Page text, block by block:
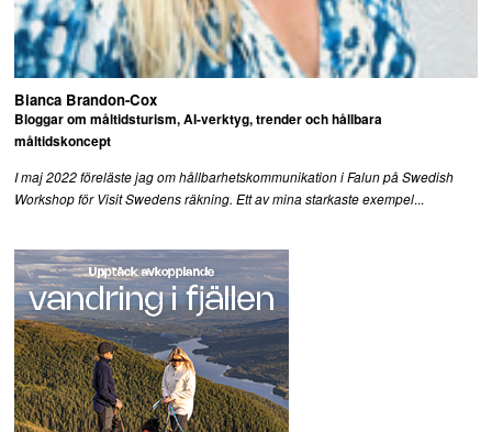
Bianca Brandon-Cox
Bloggar om måltidsturism, AI-verktyg, trender och hållbara
måltidskoncept
I maj 2022 föreläste jag om hållbarhetskommunikation i Falun på Swedish
Workshop för Visit Swedens räkning. Ett av mina starkaste exempel...